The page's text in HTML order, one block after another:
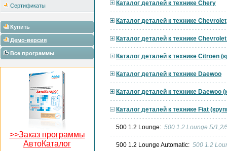
Сертификаты
Купить
Демо-версия
Все программы
>>Заказ программы
АвтоКаталог
Каталог деталей к технике Chery
Каталог деталей к технике Chevrolet
Каталог деталей к технике
Каталог деталей к технике Citroen
Каталог деталей к технике Daewoo
Каталог деталей к технике Daewoo
Каталог деталей к технике Fiat
500 1.2 Lounge: 500 1.2 Lounge Б/
500 1.2 Lounge Automatic: 500 1.2